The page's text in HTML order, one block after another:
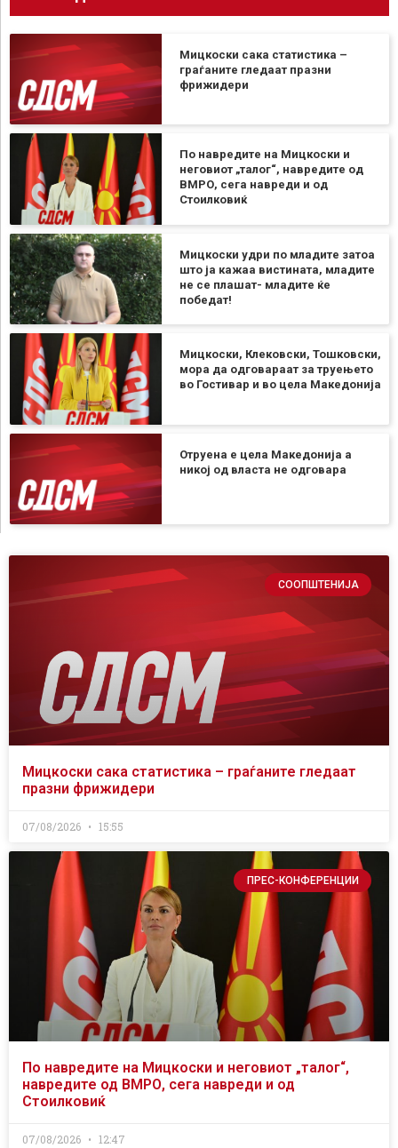
Мицкоски сака статистика –
граѓаните гледаат празни
фрижидери
По навредите на Мицкоски и
неговиот „талог“, навредите од
ВМРО, сега навреди и од
Стоилковиќ
Мицкоски удри по младите затоа
што ја кажаа вистината, младите
не се плашат- младите ќе
победат!
Мицкоски, Клековски, Тошковски,
мора да одговараат за труењето
во Гостивар и во цела Македонија
Отруена е цела Македонија а
никој од власта не одговара
СООПШТЕНИЈА
Мицкоски сака статистика – граѓаните гледаат
празни фрижидери
07/08/2026 15:55
ПРЕС-КОНФЕРЕНЦИИ
По навредите на Мицкоски и неговиот „талог“,
навредите од ВМРО, сега навреди и од
Стоилковиќ
07/08/2026 12:47